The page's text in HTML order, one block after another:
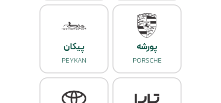
پورشه
PORSCHE
پیکان
PEYKAN